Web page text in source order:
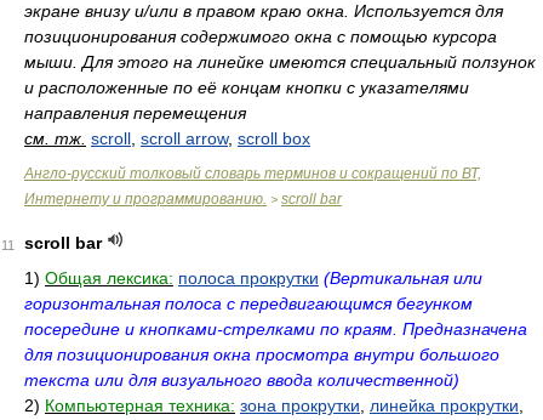
экране внизу и/или в правом краю окна. Используется для
позиционирования содержимого окна с помощью курсора
мыши. Для этого на линейке имеются специальный ползунок
и расположенные по её концам кнопки с указателями
направления перемещения
см. тж. scroll scroll arrow, scroll box
Англо-русский толковый словарь терминов и сокращений по ВТ,
Интернету и программированию. > scroll bar
11
scroll bar
1) Общая лексика: полоса прокрутки (Вертикальная или
горизонтальная полоса с передвигающимся бегунком
посередине и кнопками-стрелками по краям. Предназначена
для позиционирования окна просмотра внутри большого
текста или для визуального ввода количественной)
2) Компьютерная техника: зона прокрутки линейка прокрутки